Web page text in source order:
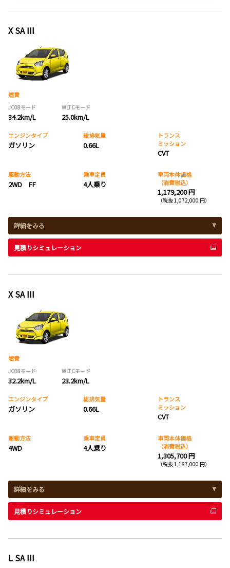
X SA III
燃費
JC08モード
34.2km/L
WLTCモード
25.0km/L
エンジンタイプ
ガソリン
総排気量
0.66L
トランス
ミッション
CVT
駆動方法
2WD FF
乗車定員
4人乗り
車両本体価格
（消費税込）
1,179,200 円
（税抜 1,072,000 円）
詳細をみる
見積りシミュレーション
X SA III
燃費
JC08モード
32.2km/L
WLTCモード
23.2km/L
エンジンタイプ
ガソリン
総排気量
0.66L
トランス
ミッション
CVT
駆動方法
4WD
乗車定員
4人乗り
車両本体価格
（消費税込）
1,305,700 円
（税抜 1,187,000 円）
詳細をみる
見積りシミュレーション
L SA III